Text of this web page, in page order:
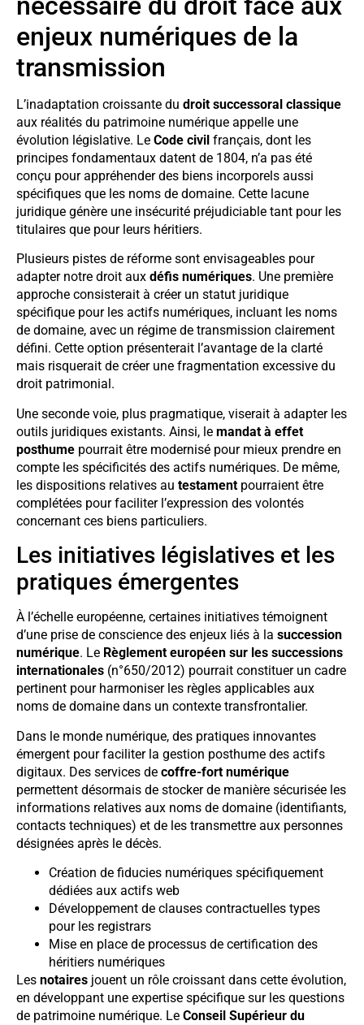
enjeux numériques de la
transmission
L’inadaptation croissante du droit successoral classique
aux réalités du patrimoine numérique appelle une
évolution législative. Le Code civil français, dont les
principes fondamentaux datent de 1804, n’a pas été
conçu pour appréhender des biens incorporels aussi
spécifiques que les noms de domaine. Cette lacune
juridique génère une insécurité préjudiciable tant pour les
titulaires que pour leurs héritiers.
Plusieurs pistes de réforme sont envisageables pour
adapter notre droit aux défis numériques. Une première
approche consisterait à créer un statut juridique
spécifique pour les actifs numériques, incluant les noms
de domaine, avec un régime de transmission clairement
défini. Cette option présenterait l’avantage de la clarté
mais risquerait de créer une fragmentation excessive du
droit patrimonial.
Une seconde voie, plus pragmatique, viserait à adapter les
outils juridiques existants. Ainsi, le mandat à effet
posthume pourrait être modernisé pour mieux prendre en
compte les spécificités des actifs numériques. De même,
les dispositions relatives au testament pourraient être
complétées pour faciliter l’expression des volontés
concernant ces biens particuliers.
Les initiatives législatives et les
pratiques émergentes
À l’échelle européenne, certaines initiatives témoignent
d’une prise de conscience des enjeux liés à la succession
numérique. Le Règlement européen sur les successions
internationales (n°650/2012) pourrait constituer un cadre
pertinent pour harmoniser les règles applicables aux
noms de domaine dans un contexte transfrontalier.
Dans le monde numérique, des pratiques innovantes
émergent pour faciliter la gestion posthume des actifs
digitaux. Des services de coffre-fort numérique
permettent désormais de stocker de manière sécurisée les
informations relatives aux noms de domaine (identifiants,
contacts techniques) et de les transmettre aux personnes
désignées après le décès.
Création de fiducies numériques spécifiquement
dédiées aux actifs web
Développement de clauses contractuelles types
pour les registrars
Mise en place de processus de certification des
héritiers numériques
Les notaires jouent un rôle croissant dans cette évolution,
en développant une expertise spécifique sur les questions
de patrimoine numérique. Le Conseil Supérieur du